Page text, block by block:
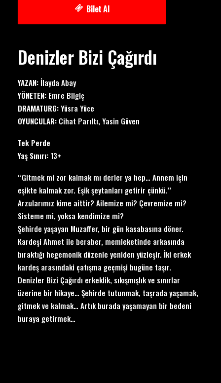
Bilet Al
Denizler Bizi Çağırdı
YAZAN: İlayda Abay
YÖNETEN: Emre Bilgiç
DRAMATURG:Yüsra Yüce
OYUNCULAR: Cihat Parıltı, Yasin Güven
Tek Perde
Yaş Sınırı: 13+
‘’Gitmek mi zor kalmak mı derler ya hep… Annem için
eşikte kalmak zor. Eşik şeytanları getirir çünkü.’’
Arzularımız kime aittir? Ailemize mi? Çevremize mi?
Sisteme mi, yoksa kendimize mi?
Şehirde yaşayan Muzaffer, bir gün kasabasına döner.
Kardeşi Ahmet ile beraber, memleketinde arkasında
bıraktığı hegemonik düzenle yeniden yüzleşir. İki erkek
kardeş arasındaki çatışma geçmişi bugüne taşır.
Denizler Bizi Çağırdı erkeklik, sıkışmışlık ve sınırlar
üzerine bir hikaye… Şehirde tutunmak, taşrada yaşamak,
gitmek ve kalmak… Artık burada yaşamayan bir bedeni
buraya getirmek…